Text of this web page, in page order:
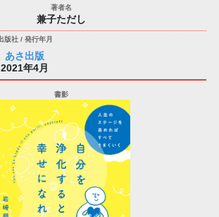
兼子ただし
あさ出版
2021年4月